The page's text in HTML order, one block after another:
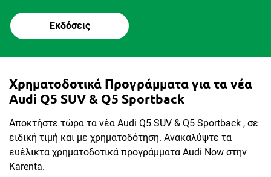
Εκδόσεις
Χρηματοδοτικά Προγράμματα για τα νέα
Audi Q5 SUV & Q5 Sportback
Αποκτήστε τώρα τα νέα Audi Q5 SUV & Q5 Sportback , σε
ειδική τιμή και με χρηματοδότηση. Ανακαλύψτε τα
ευέλικτα χρηματοδοτικά προγράμματα Audi Now στην
Karenta.